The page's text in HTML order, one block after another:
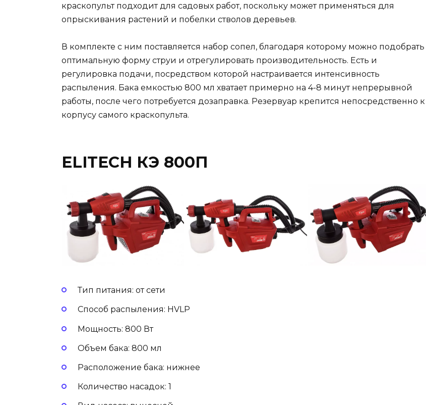
краскопульт подходит для садовых работ, поскольку может применяться для
опрыскивания растений и побелки стволов деревьев.
В комплекте с ним поставляется набор сопел, благодаря которому можно подобрать
оптимальную форму струи и отрегулировать производительность. Есть и
регулировка подачи, посредством которой настраивается интенсивность
распыления. Бака емкостью 800 мл хватает примерно на 4-8 минут непрерывной
работы, после чего потребуется дозаправка. Резервуар крепится непосредственно к
корпусу самого краскопульта.
ELITECH КЭ 800П
Тип питания: от сети
Способ распыления: HVLP
Мощность: 800 Вт
Объем бака: 800 мл
Расположение бака: нижнее
Количество насадок: 1